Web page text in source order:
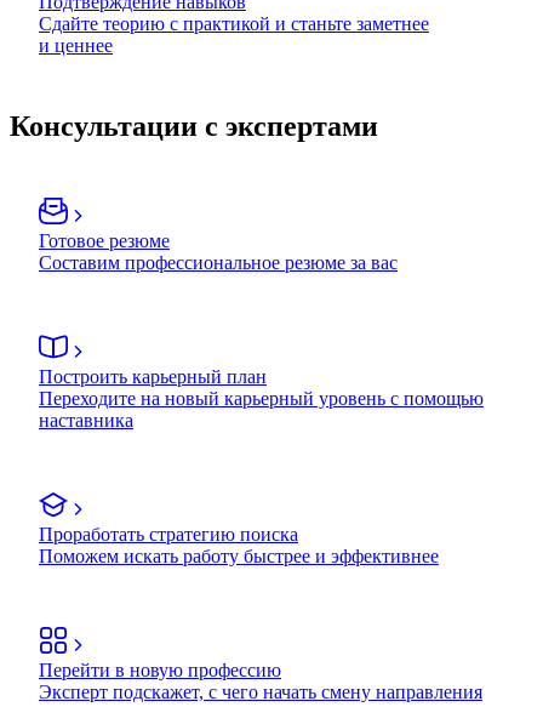
Сдайте теорию с практикой и станьте заметнее
и ценнее
Консультации с экспертами
Готовое резюме
Составим профессиональное резюме за вас
Построить карьерный план
Переходите на новый карьерный уровень с помощью
наставника
Проработать стратегию поиска
Поможем искать работу быстрее и эффективнее
Перейти в новую профессию
Эксперт подскажет, с чего начать смену направления